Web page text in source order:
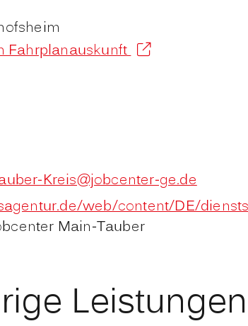
Fahrplanauskunft
Kreis@jobcenter-ge.de
web/content/DE/
Main-Tauber
Leistungen